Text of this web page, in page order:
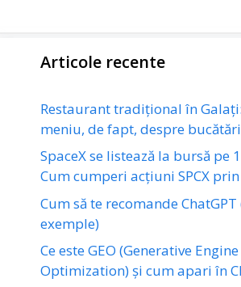
Articole recente
Restaurant tradițional în
meniu, de fapt, despre
SpaceX se listează la bursă pe
Cum cumperi acțiuni SPCX prin
Cum să te recomande ChatGPT
exemple)
Ce este GEO (Generative Engine
Optimization) și cum apari în